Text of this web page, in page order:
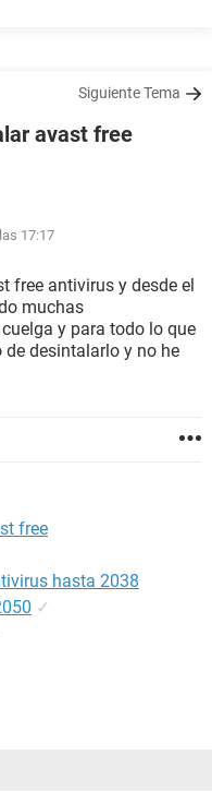
Siguiente Tema
avast free
17:17
free antivirus y desde el
muchas
y para todo lo que
de desintalarlo y no he
free
hasta 2038
✓